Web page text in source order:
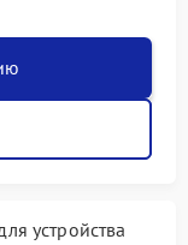
устройства